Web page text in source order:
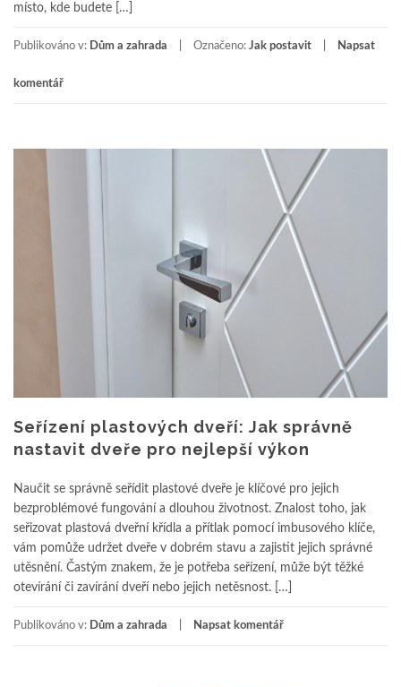
místo, kde budete […]
Publikováno v: Dům a zahrada Označeno: Jak postavit Napsat
komentář
Seřízení plastových dveří: Jak správně
nastavit dveře pro nejlepší výkon
Naučit se správně seřídit plastové dveře je klíčové pro jejich
bezproblémové fungování a dlouhou životnost. Znalost toho, jak
seřizovat plastová dveřní křídla a přítlak pomocí imbusového klíče,
vám pomůže udržet dveře v dobrém stavu a zajistit jejich správné
utěsnění. Častým znakem, že je potřeba seřízení, může být těžké
otevírání či zavírání dveří nebo jejich netěsnost. […]
Publikováno v: Dům a zahrada Napsat komentář